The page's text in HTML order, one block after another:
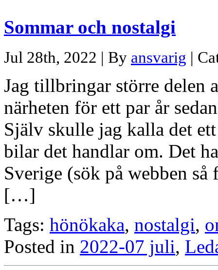
Sommar och nostalgi
Jul 28th, 2022 | By ansvarig |
Jag tillbringar större delen
närheten för ett par år
Själv skulle jag kalla det
bilar det handlar om. Det
Sverige (sök på webben
[…]
Tags: hönökaka, nostalgi,
Posted in 2022-07 juli,